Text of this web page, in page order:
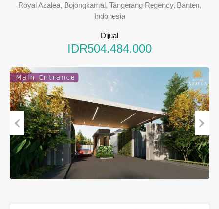
Royal Azalea, Bojongkamal, Tangerang Regency, Banten,
Indonesia
Dijual
IDR504.484.000
Previous Next